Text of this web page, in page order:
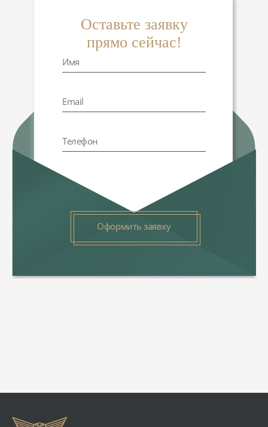
Оставьте заявку
прямо сейчас!